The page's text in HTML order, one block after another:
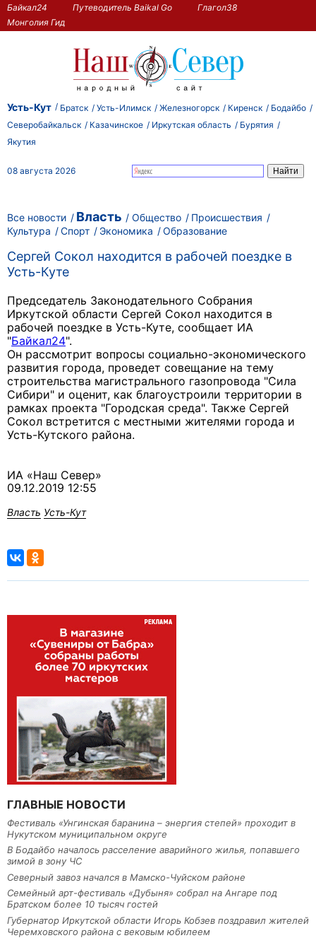
Байкал24 Путеводитель Baikal Go
Глагол38
Монголия Гид
Усть-Кут Братск Усть-Илимск Железногорск Киренск
Бодайбо
Северобайкальск
Казачинское Иркутская область
Бурятия
Якутия
08 августа 2026
Все новости Власть Общество
Происшествия
Культура
Спорт Экономика Образование
Сергей Сокол находится в рабочей поездке в
Усть-Куте
Председатель Законодательного Собрания
Иркутской области Сергей Сокол находится в
рабочей поездке в Усть-Куте, сообщает ИА
"Байкал24".
Он рассмотрит вопросы социально-экономического
развития города, проведет совещание на тему
строительства магистрального газопровода "Сила
Сибири" и оценит, как благоустроили территории в
рамках проекта "Городская среда". Также Сергей
Сокол встретится с местными жителями города и
Усть-Кутского района.
ИА «Наш Север»
09.12.2019 12:55
Власть Усть-Кут
ГЛАВНЫЕ НОВОСТИ
Фестиваль «Унгинская баранина – энергия степей» проходит в
Нукутском муниципальном округе
В Бодайбо началось расселение аварийного жилья, попавшего
зимой в зону ЧС
Северный завоз начался в Мамско-Чуйском районе
Семейный арт-фестиваль «Дубыня» собрал на Ангаре под
Братском более 10 тысяч гостей
Губернатор Иркутской области Игорь Кобзев поздравил жителей
Черемховского района с вековым юбилеем